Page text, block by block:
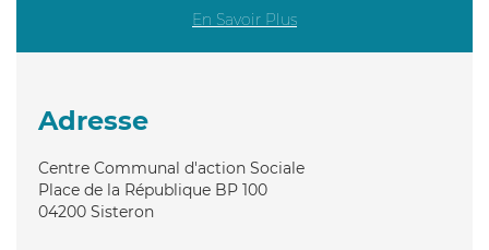
En Savoir Plus
Adresse
Centre Communal d'action Sociale
Place de la République BP 100
04200 Sisteron